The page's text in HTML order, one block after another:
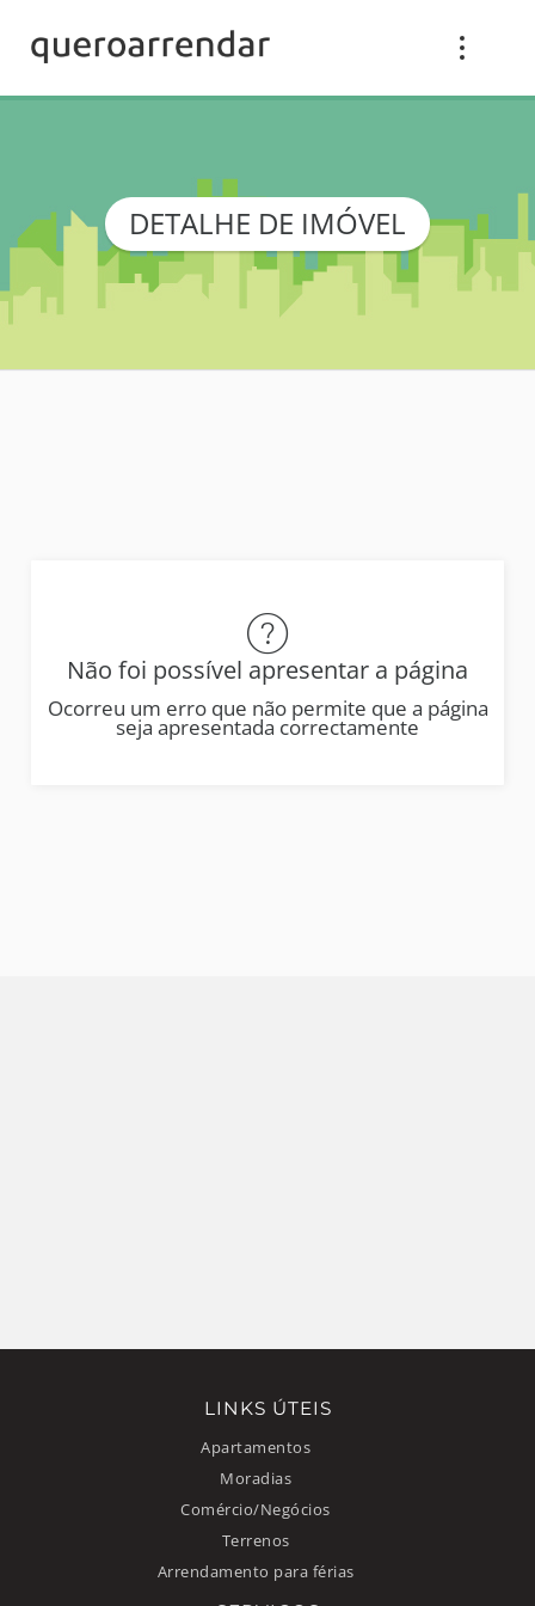
DETALHE DE IMÓVEL
Não foi possível apresentar a página
Ocorreu um erro que não permite que a página
seja apresentada correctamente
LINKS ÚTEIS
Apartamentos
Moradias
Comércio/Negócios
Terrenos
Arrendamento para férias